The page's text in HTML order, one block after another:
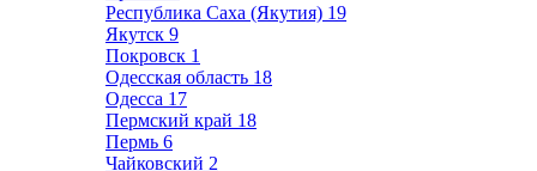
Республика Саха (Якутия) 19
Якутск 9
Покровск 1
Одесская область 18
Одесса 17
Пермский край 18
Пермь 6
Чайковский 2